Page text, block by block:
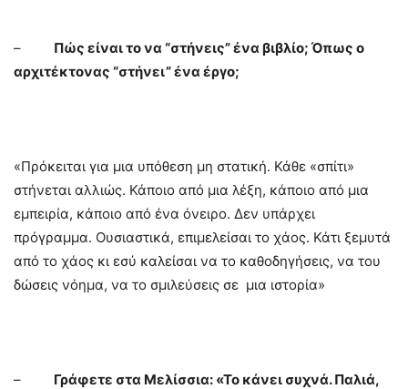
– Πώς είναι το να “στήνεις” ένα βιβλίο; Όπως ο
αρχιτέκτονας “στήνει” ένα έργο;
«Πρόκειται για μια υπόθεση μη στατική. Κάθε «σπίτι»
στήνεται αλλιώς. Κάποιο από μια λέξη, κάποιο από μια
εμπειρία, κάποιο από ένα όνειρο. Δεν υπάρχει
πρόγραμμα. Ουσιαστικά, επιμελείσαι το χάος. Κάτι ξεμυτά
από το χάος κι εσύ καλείσαι να το καθοδηγήσεις, να του
δώσεις νόημα, να το σμιλεύσεις σε μια ιστορία»
– Γράφετε στα Μελίσσια: «Το κάνει συχνά. Παλιά,